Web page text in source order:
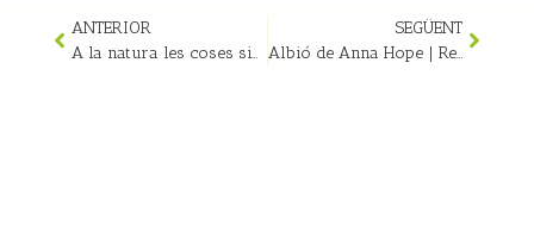
ANTERIOR
A la natura les coses simplement creixen de Yiyun Li | Ressenya
SEGÜENT
Albió de Anna Hope | Ressenya